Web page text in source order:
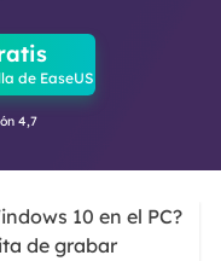
de EaseUS
4,7
10 en el PC?
de grabar